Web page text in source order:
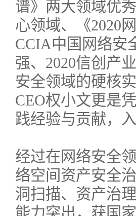
谱》两大领域优
心领域、《2020
CCIA中国网络安
强、2020信创产
安全领域的硬核
CEO权小文更是
践经验与贡献，
经过在网络安全
络空间资产安全
洞扫描、资产治